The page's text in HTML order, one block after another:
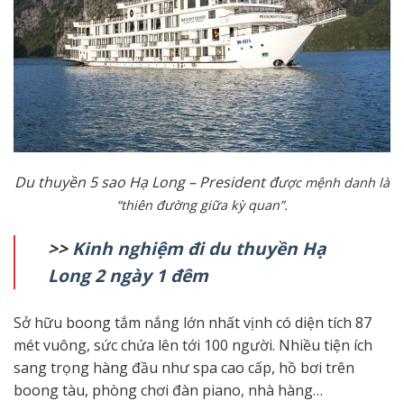
Du thuyền 5 sao Hạ Long – President được mệnh danh là
“thiên đường giữa kỳ quan”.
>>Kinh nghiệm đi du thuyền Hạ
Long 2 ngày 1 đêm
Sở hữu boong tắm nắng lớn nhất vịnh có diện tích 87
mét vuông, sức chứa lên tới 100 người. Nhiều tiện ích
sang trọng hàng đầu như spa cao cấp, hồ bơi trên
boong tàu, phòng chơi đàn piano, nhà hàng…